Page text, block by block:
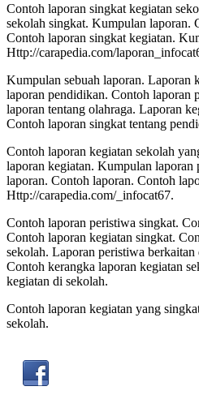
Contoh laporan singkat kegiatan
sekolah singkat. Kumpulan laporan.
Contoh laporan singkat kegiatan.
Http://carapedia.com/
Kumpulan sebuah laporan. Laporan
laporan pendidikan. Contoh laporan
laporan tentang olahraga. Laporan
Contoh laporan singkat tentang
Contoh laporan kegiatan sekolah
laporan kegiatan. Kumpulan laporan
laporan. Contoh laporan. Contoh
Http://carapedia.com/_infocat67.
Contoh laporan peristiwa singkat.
Contoh laporan kegiatan singkat.
sekolah. Laporan peristiwa berkaitan
Contoh kerangka laporan kegiatan
kegiatan di sekolah.
Contoh laporan kegiatan yang
sekolah.